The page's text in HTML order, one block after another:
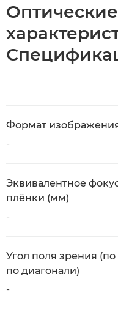
Оптические
Формат
-
Эквивалентное
плёнки (мм)
-
Угол поля зрения
по диагонали)
-